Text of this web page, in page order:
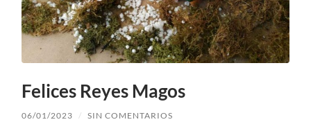
Felices Reyes Magos
06/01/2023 / SIN COMENTARIOS